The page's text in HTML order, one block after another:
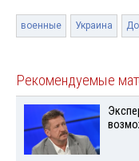
военные Украина
Рекомендуемые